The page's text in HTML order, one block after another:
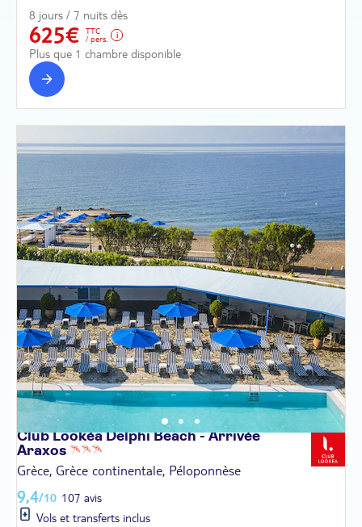
8 jours / 7 nuits dès
625€
TTC
/ pers.
Plus que 1 chambre disponible
Club Lookéa Delphi Beach - Arrivée
Araxos
Grèce, Grèce continentale, Péloponnèse
9,4/10 107 avis
Vols et transferts inclus